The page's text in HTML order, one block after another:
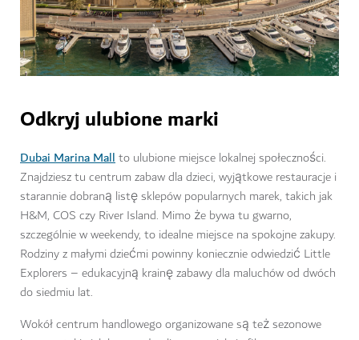
Odkryj ulubione marki
Dubai Marina Mallto ulubione miejsce lokalnej społeczności.
Znajdziesz tu centrum zabaw dla dzieci, wyjątkowe restauracje i
starannie dobraną listę sklepów popularnych marek, takich jak
H&M, COS czy River Island. Mimo że bywa tu gwarno,
szczególnie w weekendy, to idealne miejsce na spokojne zakupy.
Rodziny z małymi dziećmi powinny koniecznie odwiedzić Little
Explorers – edukacyjną krainę zabawy dla maluchów od dwóch
do siedmiu lat.
Wokół centrum handlowego organizowane są też sezonowe